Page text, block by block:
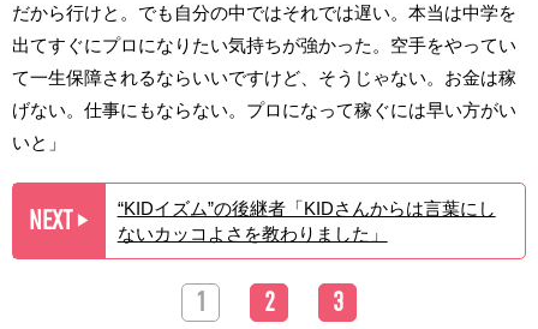
だから行けと。でも自分の中ではそれでは遅い。本当は中学を
出てすぐにプロになりたい気持ちが強かった。空手をやってい
て一生保障されるならいいですけど、そうじゃない。お金は稼
げない。仕事にもならない。プロになって稼ぐには早い方がい
いと」
NEXT ▶︎
“KIDイズム”の後継者「KIDさんからは言葉にし
ないカッコよさを教わりました」
1 2 3